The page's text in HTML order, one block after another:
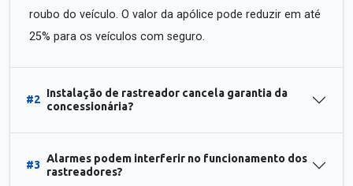
roubo do veículo. O valor da apólice pode reduzir em até
25% para os veículos com seguro.
#2
Instalação de rastreador cancela garantia da
concessionária?
#3
Alarmes podem interferir no funcionamento dos
rastreadores?